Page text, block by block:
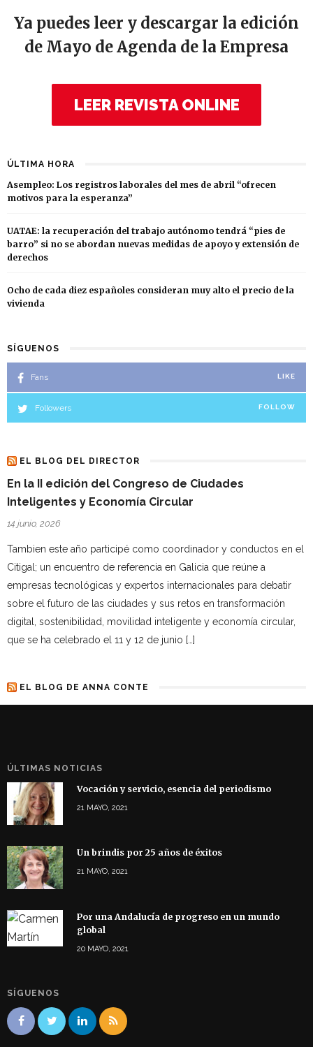
Ya puedes leer y descargar la edición
de Mayo de Agenda de la Empresa
LEER REVISTA ONLINE
ÚLTIMA HORA
Asempleo: Los registros laborales del mes de abril “ofrecen
motivos para la esperanza”
UATAE: la recuperación del trabajo autónomo tendrá “pies de
barro” si no se abordan nuevas medidas de apoyo y extensión de
derechos
Ocho de cada diez españoles consideran muy alto el precio de la
vivienda
SÍGUENOS
Fans LIKE
Followers FOLLOW
EL BLOG DEL DIRECTOR
En la II edición del Congreso de Ciudades
Inteligentes y Economía Circular
14 junio, 2026
Tambien este año participé como coordinador y conductos en el
Citigal; un encuentro de referencia en Galicia que reúne a
empresas tecnológicas y expertos internacionales para debatir
sobre el futuro de las ciudades y sus retos en transformación
digital, sostenibilidad, movilidad inteligente y economía circular,
que se ha celebrado el 11 y 12 de junio […]
EL BLOG DE ANNA CONTE
ÚLTIMAS NOTICIAS
Vocación y servicio, esencia del periodismo
21 MAYO, 2021
Un brindis por 25 años de éxitos
21 MAYO, 2021
Por una Andalucía de progreso en un mundo
global
20 MAYO, 2021
SÍGUENOS